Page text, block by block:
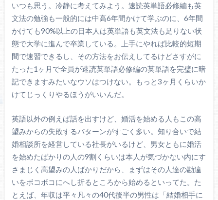
いつも思う。冷静に考えてみよう。速読英単語必修編も英
文法の勉強も一般的には中高6年間かけて学ぶのに、6年間
かけても90%以上の日本人は英単語も英文法も足りない状
態で大学に進んで卒業している。上手にやれば比較的短期
間で速習できるし、その方法をお伝えしてるけどさすがに
たった1ヶ月で全員が速読英単語必修編の英単語を完璧に暗
記できますみたいなウソはつけない。もっと3ヶ月くらいか
けてじっくりやるほうがいいんだ。
英語以外の例えば話を出すけど、婚活を始める人もこの高
望みからの失敗するパターンがすごく多い。知り合いで結
婚相談所を経営している社長がいるけど、男女ともに婚活
を始めたばかりの人の9割くらいは本人が気づかない内にす
さまじく高望みの人ばかりだから、まずはその人達の勘違
いをボコボコにへし折るところから始めるといってた。た
とえば、年収は平々凡々の40代後半の男性は「結婚相手に